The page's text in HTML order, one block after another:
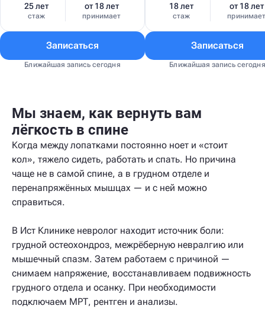
25 лет
стаж
от 18 лет
принимает
Записаться
Ближайшая запись сегодня
18 лет
стаж
от 18 лет
принимает
Записаться
Ближайшая запись сегодня
Мы знаем, как вернуть вам
лёгкость в спине
Когда между лопатками постоянно ноет и «стоит
кол», тяжело сидеть, работать и спать. Но причина
чаще не в самой спине, а в грудном отделе и
перенапряжённых мышцах — и с ней можно
справиться.
В Ист Клинике невролог находит источник боли:
грудной остеохондроз, межрёберную невралгию или
мышечный спазм. Затем работаем с причиной —
снимаем напряжение, восстанавливаем подвижность
грудного отдела и осанку. При необходимости
подключаем МРТ, рентген и анализы.